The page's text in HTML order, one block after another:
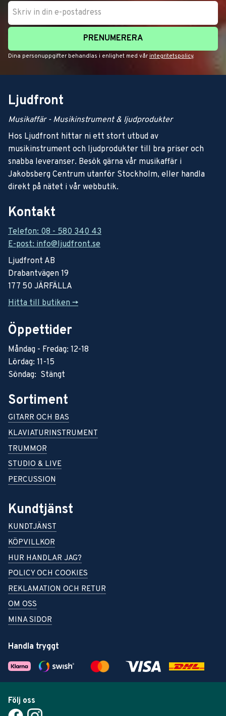
PRENUMERERA
Dina personuppgifter behandlas i enlighet med vår integritetspolicy.
Ljudfront
Musikaffär - Musikinstrument & ljudprodukter
Hos Ljudfront hittar ni ett stort utbud av
musikinstrument och ljudprodukter till bra priser och
snabba leveranser. Besök gärna vår musikaffär i
Jakobsberg Centrum utanför Stockholm, eller handla
direkt på nätet i vår webbutik.
Kontakt
Telefon: 08 - 580 340 43
E-post: info@ljudfront.se
Ljudfront AB
Drabantvägen 19
177 50 JÄRFÄLLA
Hitta till butiken ->
Öppettider
Måndag - Fredag: 12-18
Lördag: 11-15
Söndag: Stängt
Sortiment
GITARR OCH BAS
KLAVIATURINSTRUMENT
TRUMMOR
STUDIO & LIVE
PERCUSSION
Kundtjänst
KUNDTJÄNST
KÖPVILLKOR
HUR HANDLAR JAG?
POLICY OCH COOKIES
REKLAMATION OCH RETUR
OM OSS
MINA SIDOR
Handla tryggt
Följ oss